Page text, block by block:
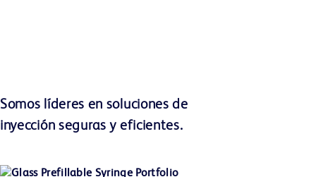
Somos líderes en soluciones de
inyección seguras y eficientes.